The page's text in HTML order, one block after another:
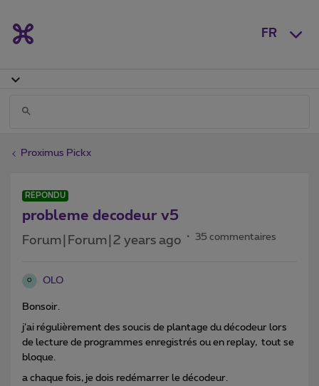
FR
Proximus Pickx
RÉPONDU
probleme decodeur v5
Forum|Forum|2 years ago 35 commentaires
O OLO
Bonsoir.
j’ai régulièrement des soucis de plantage du décodeur lors
de lecture de programmes enregistrés ou en replay, tout se
bloque.
a chaque fois, je dois redémarrer le décodeur.